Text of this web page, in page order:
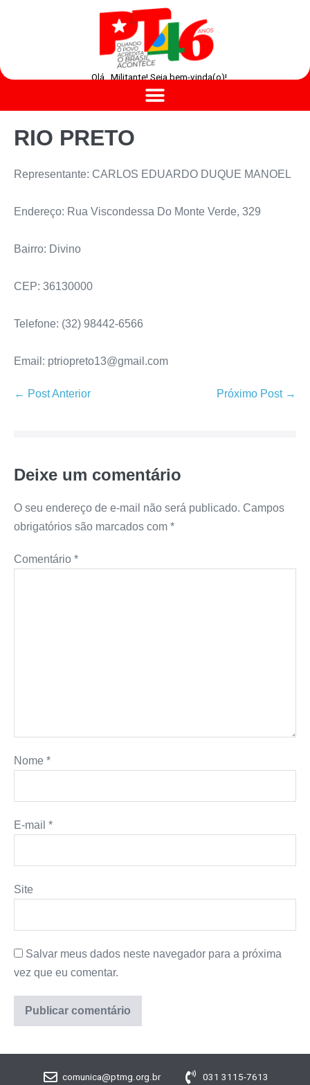
Olá , Militante! Seja bem-vinda(o)!
RIO PRETO
Representante: CARLOS EDUARDO DUQUE MANOEL
Endereço: Rua Viscondessa Do Monte Verde, 329
Bairro: Divino
CEP: 36130000
Telefone: (32) 98442-6566
Email: ptriopreto13@gmail.com
← Post Anterior Próximo Post →
Deixe um comentário
O seu endereço de e-mail não será publicado. Campos
obrigatórios são marcados com *
Comentário *
Nome *
E-mail *
Site
Salvar meus dados neste navegador para a próxima
vez que eu comentar.
comunica@ptmg.org.br 031 3115-7613